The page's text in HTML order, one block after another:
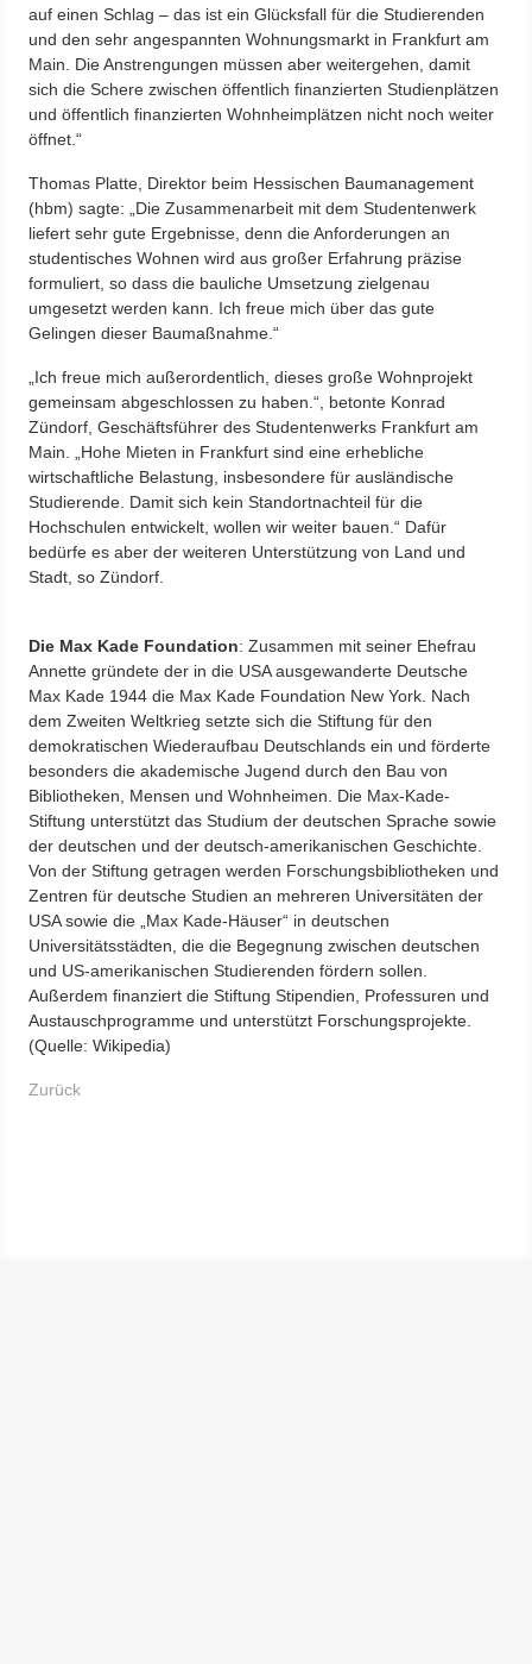
auf einen Schlag – das ist ein Glücksfall für die Studierenden
und den sehr angespannten Wohnungsmarkt in Frankfurt am
Main. Die Anstrengungen müssen aber weitergehen, damit
sich die Schere zwischen öffentlich finanzierten Studienplätzen
und öffentlich finanzierten Wohnheimplätzen nicht noch weiter
öffnet.“
Thomas Platte, Direktor beim Hessischen Baumanagement
(hbm) sagte: „Die Zusammenarbeit mit dem Studentenwerk
liefert sehr gute Ergebnisse, denn die Anforderungen an
studentisches Wohnen wird aus großer Erfahrung präzise
formuliert, so dass die bauliche Umsetzung zielgenau
umgesetzt werden kann. Ich freue mich über das gute
Gelingen dieser Baumaßnahme.“
„Ich freue mich außerordentlich, dieses große Wohnprojekt
gemeinsam abgeschlossen zu haben.“, betonte Konrad
Zündorf, Geschäftsführer des Studentenwerks Frankfurt am
Main. „Hohe Mieten in Frankfurt sind eine erhebliche
wirtschaftliche Belastung, insbesondere für ausländische
Studierende. Damit sich kein Standortnachteil für die
Hochschulen entwickelt, wollen wir weiter bauen.“ Dafür
bedürfe es aber der weiteren Unterstützung von Land und
Stadt, so Zündorf.
Die Max Kade Foundation: Zusammen mit seiner Ehefrau
Annette gründete der in die USA ausgewanderte Deutsche
Max Kade 1944 die Max Kade Foundation New York. Nach
dem Zweiten Weltkrieg setzte sich die Stiftung für den
demokratischen Wiederaufbau Deutschlands ein und förderte
besonders die akademische Jugend durch den Bau von
Bibliotheken, Mensen und Wohnheimen. Die Max-Kade-
Stiftung unterstützt das Studium der deutschen Sprache sowie
der deutschen und der deutsch-amerikanischen Geschichte.
Von der Stiftung getragen werden Forschungsbibliotheken und
Zentren für deutsche Studien an mehreren Universitäten der
USA sowie die „Max Kade-Häuser“ in deutschen
Universitätsstädten, die die Begegnung zwischen deutschen
und US-amerikanischen Studierenden fördern sollen.
Außerdem finanziert die Stiftung Stipendien, Professuren und
Austauschprogramme und unterstützt Forschungsprojekte.
(Quelle: Wikipedia)
Zurück